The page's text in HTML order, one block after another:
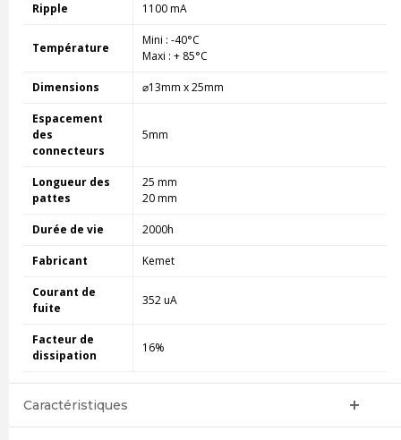
Ripple 1100 mA
Température
Mini : -40°C
Maxi : + 85°C
Dimensions ⌀13mm x 25mm
Espacement
des
connecteurs
5mm
Longueur des
pattes
25 mm
20 mm
Durée de vie 2000h
Fabricant Kemet
Courant de
fuite
352 uA
Facteur de
dissipation
16%
Caractéristiques